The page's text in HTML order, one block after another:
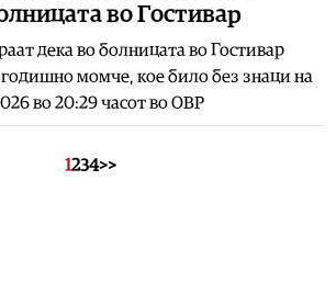
во Гостивар
дека во болницата во Гостивар
момче, кое било без знаци на
во 20:29 часот во ОВР
1234>>